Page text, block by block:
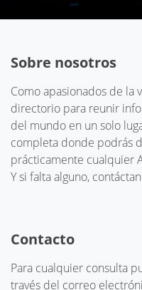
Sobre nosotros
Como apasionados de la
directorio para reunir
del mundo en un solo
completa donde podrás
prácticamente cualquier
Y si falta alguno,
Contacto
Para cualquier consulta
través del correo